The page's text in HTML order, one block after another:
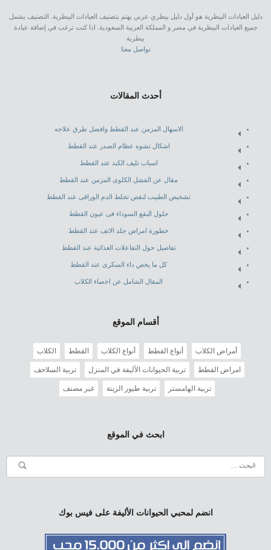
دليل العيادات البيطرية هو أول دليل بيطري عربي يهتم بتصنيف العيادات البيطرية. التصنيف يشمل
جميع العيادات البيطرية في مصر و المملكة العربية السعودية. اذا كنت ترغب في إضافة عيادة
بيطرية
تواصل معنا
أحدث المقالات
الاسهال المزمن عند القطط وافضل طرق علاجه
اشكال تشوه عظام الصدر عند القطط
اسباب تليف الكبد عند القطط
مقال عن الفشل الكلوى المزمن عند القطط
تشخيص الطبيب لنقص تجلط الدم الوراقى عند القطط
حلول البقع السوداء فى عيون القطط
خطورة امراض جلد الانف عند القطط
تفاصيل حول التفاعلات الغذائية عند القطط
كل ما يخص داء السكرى عند القطط
المقال الشامل عن اخصاء الكلاب
أقسام الموقع
أمراض الكلاب أنواع القطط أنواع الكلاب القطط الكلاب
امراض القطط تربية الحيوانات الأليفة في المنزل تربية السلاحف
تربية الهامستر تربية طيور الزينة غير مصنف
ابحث في الموقع
انضم لمحبي الحيوانات الأليفة على فيس بوك